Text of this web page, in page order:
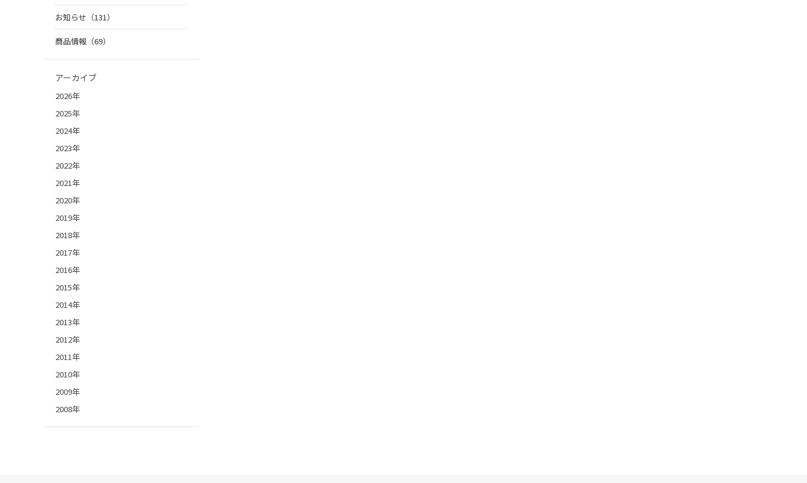
お知らせ（131）
商品情報（69）
アーカイブ
2026年
2025年
2024年
2023年
2022年
2021年
2020年
2019年
2018年
2017年
2016年
2015年
2014年
2013年
2012年
2011年
2010年
2009年
2008年